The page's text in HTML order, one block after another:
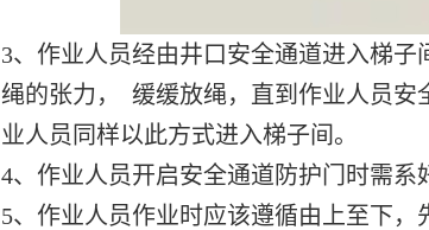
3、作业人员经由井口安全通道进入梯
绳的张力， 缓缓放绳，直到作业人员
业人员同样以此方式进入梯子间。
4、作业人员开启安全通道防护门时需
5、作业人员作业时应该遵循由上至下